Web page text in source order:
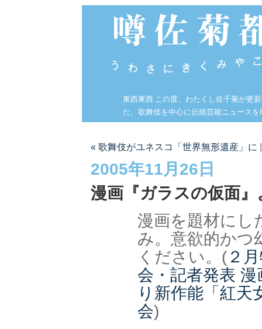
東西東西 この度、わたくし佐千菊が更
た。歌舞伎を中心に伝統芸能ニュース
« 歌舞伎がユネスコ「世界無形遺産」に
2005年11月26日
漫画『ガラスの仮面
漫画を題材にし
み。意欲的かつ
ください。( ２
会・記者発表
り新作能「紅天
会)